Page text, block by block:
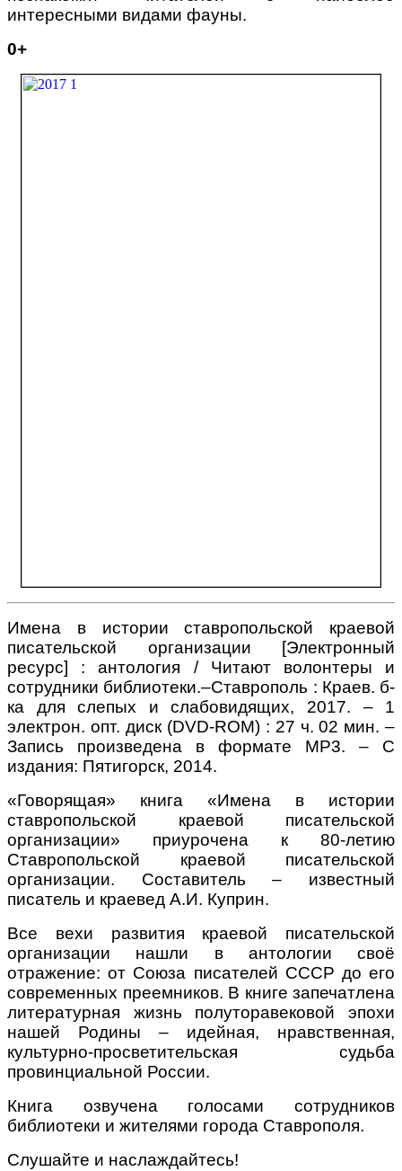
интересными видами фауны.
0+
Имена в истории ставропольской краевой
писательской организации [Электронный
ресурс] : антология / Читают волонтеры и
сотрудники библиотеки.–Ставрополь : Краев. б-
ка для слепых и слабовидящих, 2017. – 1
электрон. опт. диск (DVD-ROM) : 27 ч. 02 мин. –
Запись произведена в формате МР3. – С
издания: Пятигорск, 2014.
«Говорящая» книга «Имена в истории
ставропольской краевой писательской
организации» приурочена к 80-летию
Ставропольской краевой писательской
организации. Составитель – известный
писатель и краевед А.И. Куприн.
Все вехи развития краевой писательской
организации нашли в антологии своё
отражение: от Союза писателей СССР до его
современных преемников. В книге запечатлена
литературная жизнь полуторавековой эпохи
нашей Родины – идейная, нравственная,
культурно-просветительская судьба
провинциальной России.
Книга озвучена голосами сотрудников
библиотеки и жителями города Ставрополя.
Слушайте и наслаждайтесь!